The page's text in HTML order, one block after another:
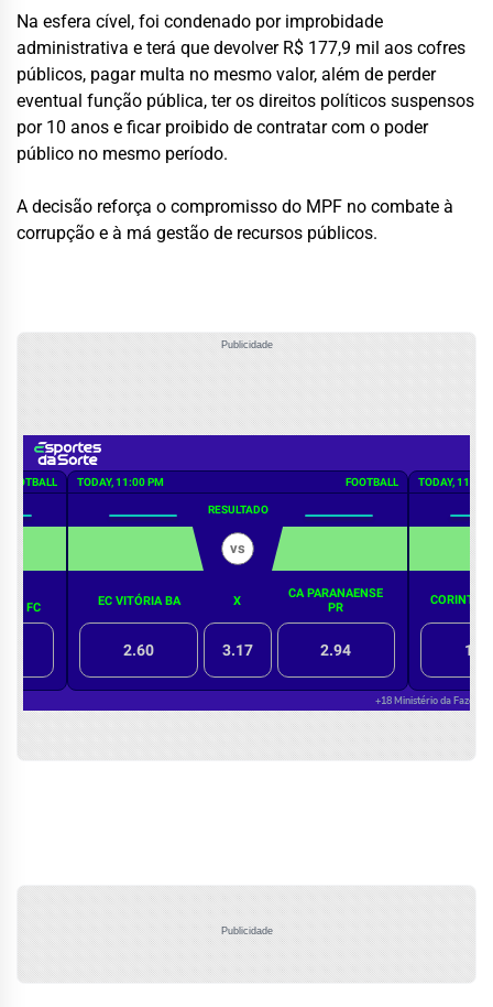
Na esfera cível, foi condenado por improbidade
administrativa e terá que devolver R$ 177,9 mil aos cofres
públicos, pagar multa no mesmo valor, além de perder
eventual função pública, ter os direitos políticos suspensos
por 10 anos e ficar proibido de contratar com o poder
público no mesmo período.
A decisão reforça o compromisso do MPF no combate à
corrupção e à má gestão de recursos públicos.
Publicidade
Publicidade